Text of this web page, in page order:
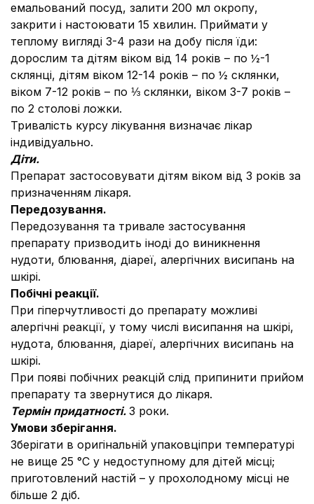
емальований посуд, залити 200 мл окропу,
закрити і настоювати 15 хвилин. Приймати у
теплому вигляді 3-4 рази на добу після їди:
дорослим та дітям віком від 14 років – по ½-1
склянці, дітям віком 12-14 років – по ½ склянки,
віком 7-12 років – по ⅓ склянки, віком 3-7 років –
по 2 столові ложки.
Тривалість курсу лікування визначає лікар
індивідуально.
Діти.
Препарат застосовувати дітям віком від 3 років за
призначенням лікаря.
Передозування.
Передозування та тривале застосування
препарату призводить іноді до виникнення
нудоти, блювання, діареї, алергічних висипань на
шкірі.
Побічні реакції.
При гіперчутливості до препарату можливі
алергічні реакції, у тому числі висипання на шкірі,
нудота, блювання, діареї, алергічних висипань на
шкірі.
При появі побічних реакцій слід припинити прийом
препарату та звернутися до лікаря.
Термін придатності. 3 роки.
Умови зберігання.
Зберігати в оригінальній упаковціпри температурі
не вище 25 °С у недоступному для дітей місці;
приготовлений настій – у прохолодному місці не
більше 2 діб.